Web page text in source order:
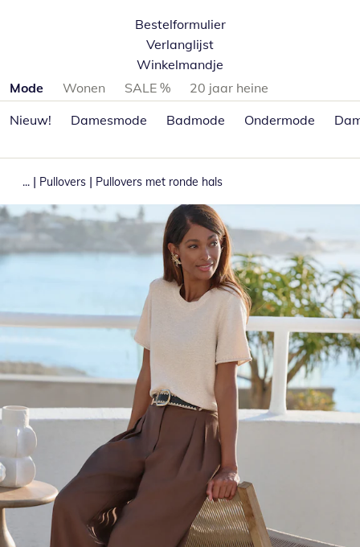
Bestelformulier
Verlanglijst
Winkelmandje
Productcategorieën overslaan
Mode Wonen SALE %
20 jaar heine
Nieuw!
Damesmode Badmode Ondermode
... | Pullovers | Pullovers met ronde hals